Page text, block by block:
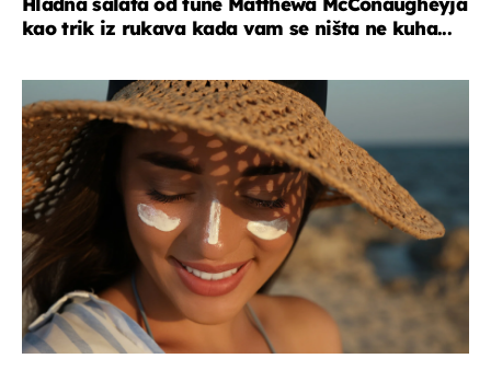
kao trik iz rukava kada vam se ništa ne kuha...
moda & ljepota